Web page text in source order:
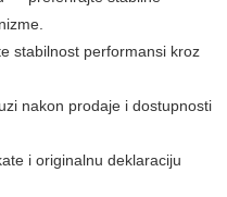
stabilnost performansi kroz
nakon prodaje i dostupnosti
i originalnu deklaraciju